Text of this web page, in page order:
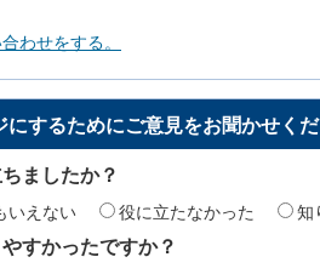
わせをする。
するためにご意見をお聞かせくだ
ましたか？
いえない 役に立たなかった 知
すかったですか？